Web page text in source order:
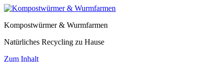
Kompostwürmer & Wurmfarmen
Natürliches Recycling zu Hause
Zum Inhalt